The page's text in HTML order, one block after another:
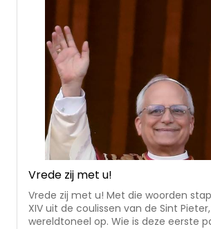
behandelen de verhoudingen tussen
religieuze werelden.
Vrede zij met u!
Vrede zij met u! Met die woorden stapte paus Leo
XIV uit de coulissen van de Sint
wereldtoneel op. Wie is deze eerste